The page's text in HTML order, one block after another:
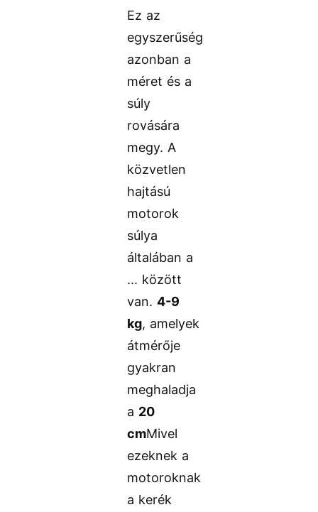
Ez az
egyszerűség
azonban a
méret és a
súly
rovására
megy. A
közvetlen
hajtású
motorok
súlya
általában a
... között
van.4-9
kg, amelyek
átmérője
gyakran
meghaladja
a 20
cmMivel
ezeknek a
motoroknak
a kerék